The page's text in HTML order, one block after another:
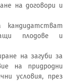
на договори и
плодове и
на загуби за
на придродни
условия, през